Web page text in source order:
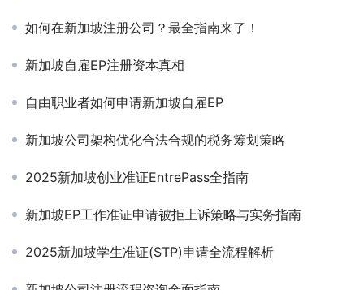
如何在新加坡注册公司？最全指南来了！
新加坡自雇EP注册资本真相
自由职业者如何申请新加坡自雇EP
新加坡公司架构优化合法合规的税务筹划策略
2025新加坡创业准证EntrePass全指南
新加坡EP工作准证申请被拒上诉策略与实务指南
2025新加坡学生准证(STP)申请全流程解析